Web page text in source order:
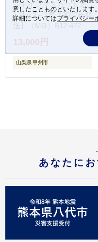
シャインマスカット 約
1.2kg 2～3房【2027年発
送】（MG）B12-472
13,000円
山梨県 甲州市
あなたに
意したことものといたします。
詳細についてはプライバシー